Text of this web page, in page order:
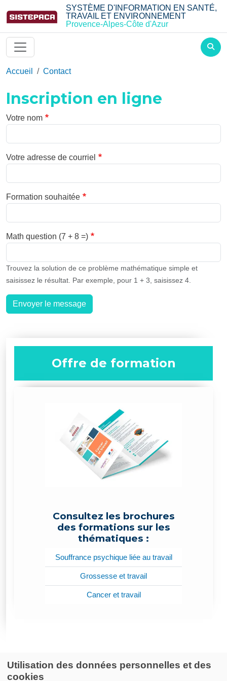
Aller au contenu principalSYSTÈME D'INFORMATION EN SANTÉ,
TRAVAIL ET ENVIRONNEMENT
Provence-Alpes-Côte d'Azur
Accueil Contact
Inscription en ligne
Votre nom
Votre adresse de courriel
Formation souhaitée
Math question (7 + 8 =)
Trouvez la solution de ce problème mathématique simple et
saisissez le résultat. Par exemple, pour 1 + 3, saisissez 4.
Envoyer le message
Offre de formation
Consultez les brochures
des formations sur les
thématiques :
Souffrance psychique liée au travail
Grossesse et travail
Cancer et travail
Utilisation des données personnelles et des
cookies